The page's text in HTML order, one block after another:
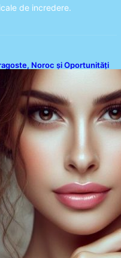
de incredere.
Noroc și Oportunități
în Weekendul 8-9 August